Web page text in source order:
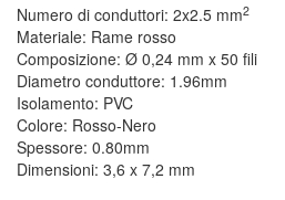
Numero di conduttori: 2x2.5 mm2
Materiale: Rame rosso
Composizione: Ø 0,24 mm x 50 fili
Diametro conduttore: 1.96mm
Isolamento: PVC
Colore: Rosso-Nero
Spessore: 0.80mm
Dimensioni: 3,6 x 7,2 mm